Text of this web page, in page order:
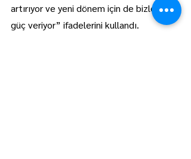
artırıyor ve yeni dönem için de bizlere
güç veriyor” ifadelerini kullandı.